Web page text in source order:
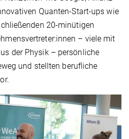
Quanten-Start-ups wie
20-minütigen
– viele mit
der Physik – persönliche
und stellten berufliche